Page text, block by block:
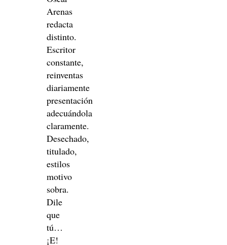
Arenas
redacta
distinto.
Escritor
constante,
reinventas
diariamente
presentación
adecuándola
claramente.
Desechado,
titulado,
estilos
motivo
sobra.
Dile
que
tú…
¡E!